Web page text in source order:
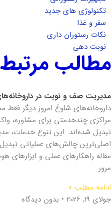
تکنولوژی های جدید
سفر و غذا
نکات رستوران داری
نوبت دهی
مطالب مرتبط
مدیریت صف و نوبت در
داروخانه‌های شلوغ امروز دیگر
مراکزی چندخدمتی برای مشاوره،
تبدیل شده‌اند. این تنوع خدمات،
اصلی‌ترین چالش‌های عملیاتی
مقاله راهکارهای عملی و ابزارهای
مرور
ادامه مطلب »
جولای 19, 2026
بدون دیدگاه